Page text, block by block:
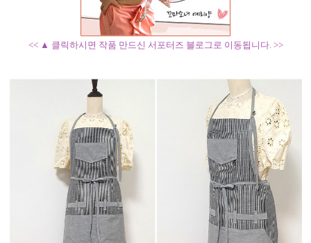
<< ▲ 클릭하시면 작품 만드신 서포터즈 블로그로 이동됩니다. >>